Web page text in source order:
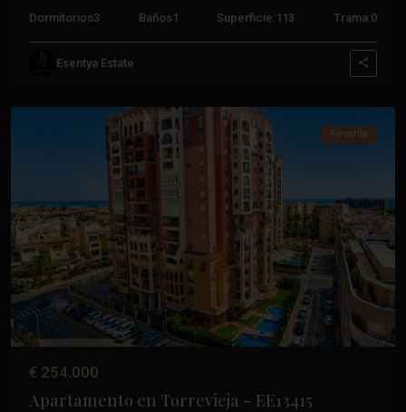
Dormitorios3 Baños 1 Superficie: 113 Trama:0
Esentya Estate
Frutales,
Anterior
Reventa
€ 254.000
Apartamento en Torrevieja – EE13415